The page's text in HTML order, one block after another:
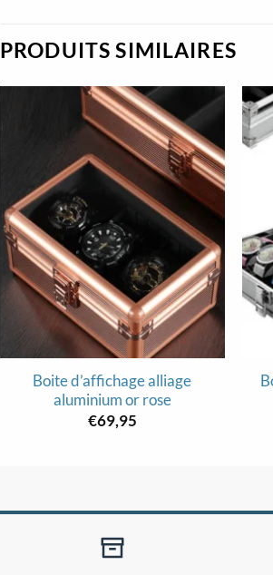
PRODUITS SIMILAIRES
Boite d’affichage alliage
aluminium or rose
€69,95